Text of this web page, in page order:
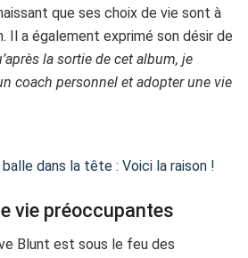
que ses choix de vie sont à
Il a également exprimé son désir de
la sortie de cet album, je
coach personnel et adopter une vie
dans la tête : Voici la raison !
vie préoccupantes
Blunt est sous le feu des